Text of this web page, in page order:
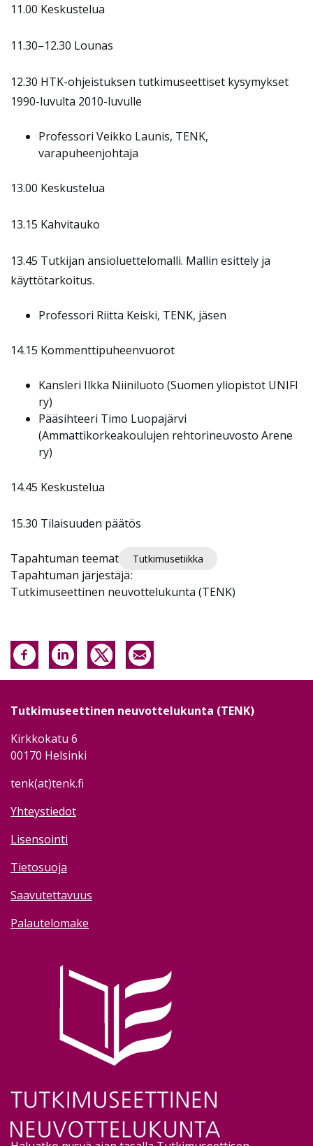
11.00 Keskustelua
11.30–12.30 Lounas
12.30 HTK-ohjeistuksen tutkimuseettiset kysymykset
1990-luvulta 2010-luvulle
Professori Veikko Launis, TENK,
varapuheenjohtaja
13.00 Keskustelua
13.15 Kahvitauko
13.45 Tutkijan ansioluettelomalli. Mallin esittely ja
käyttötarkoitus.
Professori Riitta Keiski, TENK, jäsen
14.15 Kommenttipuheenvuorot
Kansleri Ilkka Niiniluoto (Suomen yliopistot UNIFI
ry)
Pääsihteeri Timo Luopajärvi
(Ammattikorkeakoulujen rehtorineuvosto Arene
ry)
14.45 Keskustelua
15.30 Tilaisuuden päätös
Tapahtuman teemat Tutkimusetiikka
Tapahtuman järjestäjä
Tutkimuseettinen neuvottelukunta (TENK)
Tutkimuseettinen neuvottelukunta (TENK)
Kirkkokatu 6
00170 Helsinki
tenk(at)tenk.fi
Yhteystiedot
Lisensointi
Tietosuoja
Saavutettavuus
Palautelomake